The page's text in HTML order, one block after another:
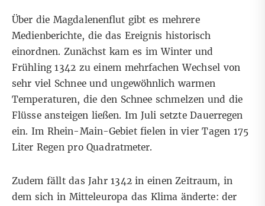
Über die Magdalenenflut gibtes mehrere
Medienberichte, die das Ereignis historisch
einordnen. Zunächst kam es im Winter und
Frühling 1342 zu einem mehrfachen Wechsel von
sehr viel Schnee und ungewöhnlich warmen
Temperaturen, die den Schnee schmelzen und die
Flüsse ansteigen ließen. Im Juli setzte Dauerregen
ein. Im Rhein-Main-Gebiet fielen in vier Tagen 175
Liter Regen pro Quadratmeter.
Zudem fällt das Jahr 1342 in einen Zeitraum, in
dem sich in Mitteleuropa das Klima änderte: der